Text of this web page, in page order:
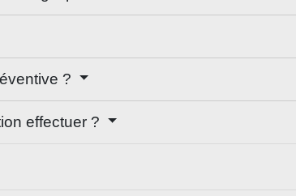
?
effectuer ?